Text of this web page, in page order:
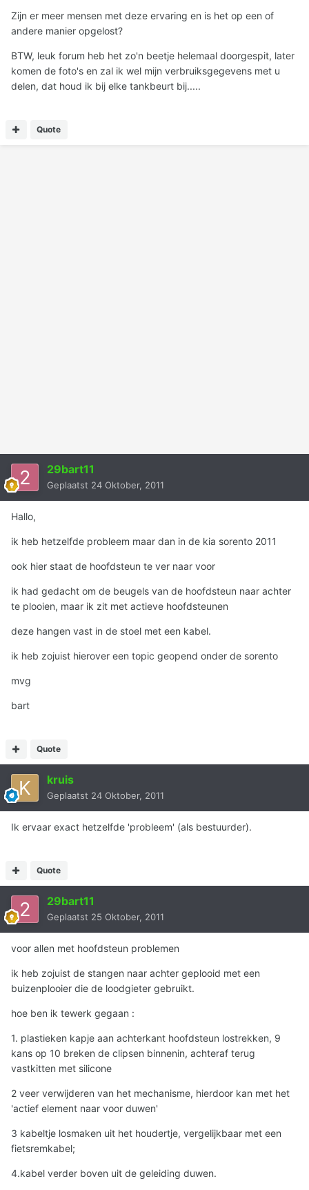
Zijn er meer mensen met deze ervaring en is het op een of
andere manier opgelost?
BTW, leuk forum heb het zo'n beetje helemaal doorgespit, later
komen de foto's en zal ik wel mijn verbruiksgegevens met u
delen, dat houd ik bij elke tankbeurt bij.....
Quote
29bart11
Geplaatst 24 Oktober, 2011
Hallo,
ik heb hetzelfde probleem maar dan in de kia sorento 2011
ook hier staat de hoofdsteun te ver naar voor
ik had gedacht om de beugels van de hoofdsteun naar achter
te plooien, maar ik zit met actieve hoofdsteunen
deze hangen vast in de stoel met een kabel.
ik heb zojuist hierover een topic geopend onder de sorento
mvg
bart
Quote
kruis
Geplaatst 24 Oktober, 2011
Ik ervaar exact hetzelfde 'probleem' (als bestuurder).
Quote
29bart11
Geplaatst 25 Oktober, 2011
voor allen met hoofdsteun problemen
ik heb zojuist de stangen naar achter geplooid met een
buizenplooier die de loodgieter gebruikt.
hoe ben ik tewerk gegaan :
1. plastieken kapje aan achterkant hoofdsteun lostrekken, 9
kans op 10 breken de clipsen binnenin, achteraf terug
vastkitten met silicone
2 veer verwijderen van het mechanisme, hierdoor kan met het
'actief element naar voor duwen'
3 kabeltje losmaken uit het houdertje, vergelijkbaar met een
fietsremkabel;
4.kabel verder boven uit de geleiding duwen.